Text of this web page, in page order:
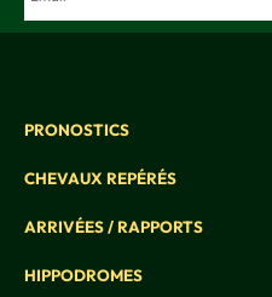
PRONOSTICS
CHEVAUX REPÉRÉS
ARRIVÉES / RAPPORTS
HIPPODROMES